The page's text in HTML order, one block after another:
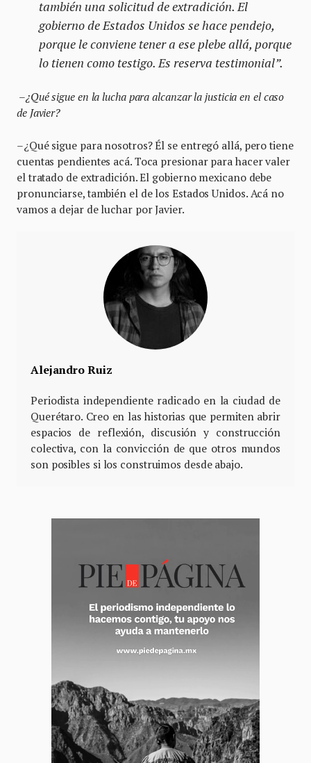
también una solicitud de extradición. El
gobierno de Estados Unidos se hace pendejo,
porque le conviene tener a ese plebe allá, porque
lo tienen como testigo. Es reserva testimonial”.
–¿Qué sigue en la lucha para alcanzar la justicia en el caso
de Javier?
–¿Qué sigue para nosotros? Él se entregó allá, pero tiene
cuentas pendientes acá. Toca presionar para hacer valer
el tratado de extradición. El gobierno mexicano debe
pronunciarse, también el de los Estados Unidos. Acá no
vamos a dejar de luchar por Javier.
Alejandro Ruiz
Periodista independiente radicado en la ciudad de
Querétaro. Creo en las historias que permiten abrir
espacios de reflexión, discusión y construcción
colectiva, con la convicción de que otros mundos
son posibles si los construimos desde abajo.